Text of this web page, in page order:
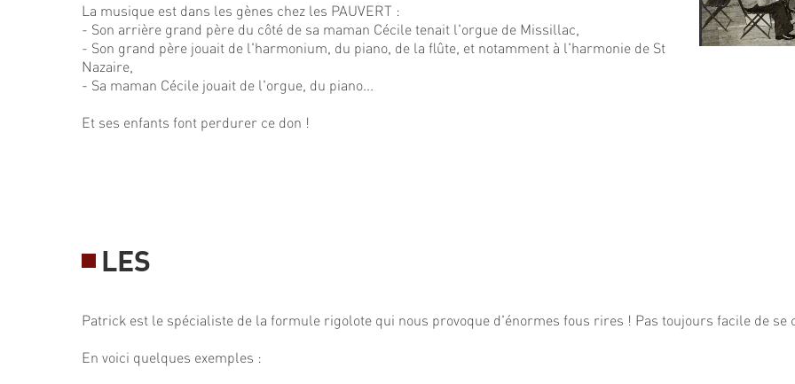
La musique est dans les gènes chez les PAUVERT :
- Son arrière grand père du côté de sa maman Cécile tenait l'orgue de Missillac,
- Son grand père jouait de l'harmonium, du piano, de la flûte, et notamment à l'harmonie de St
Nazaire,
- Sa maman Cécile jouait de l'orgue, du piano...
Et ses enfants font perdurer ce don !
LES
Patrick est le spécialiste de la formule rigolote qui nous provoque d'énormes fous rires ! Pas toujours facile de se
En voici quelques exemples :